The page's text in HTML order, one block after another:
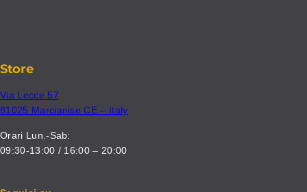
Store
Via Lecce 57
81025 Marcianise CE – Italy
Orari Lun.-Sab:
09:30-13:00 / 16:00 – 20:00